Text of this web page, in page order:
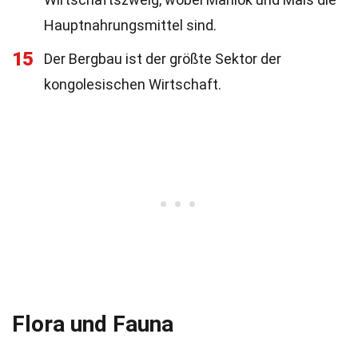
Hauptnahrungsmittel sind.
15
Der Bergbau ist der größte Sektor der
kongolesischen Wirtschaft.
Flora und Fauna